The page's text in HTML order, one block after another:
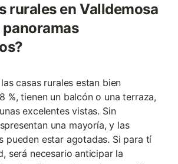
rurales en Valldemosa
casas rurales estan bien
%, tienen un balcón o una terraza,
excelentes vistas. Sin
una mayoría, y las
pueden estar agotadas. Si para tí
será necesario anticipar la